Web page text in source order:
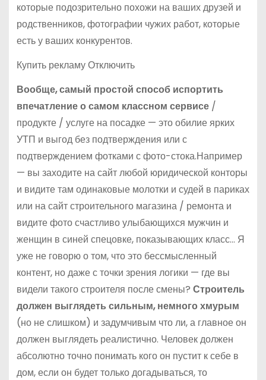
которые подозрительно похожи на ваших друзей и
родственников, фотографии чужих работ, которые
есть у ваших конкурентов.
Купить рекламу Отключить
Вообще, самый простой способ испортить
впечатление о самом классном сервисе/
продукте / услуге на посадке — это обилие ярких
УТП и выгод без подтверждения или с
подтверждением фотками с фото-стока.Например
— вы заходите на сайт любой юридической конторы
и видите там одинаковые молотки и судей в париках
или на сайт строительного магазина / ремонта и
видите фото счастливо улыбающихся мужчин и
женщин в синей спецовке, показывающих класс… Я
уже не говорю о том, что это бессмысленный
контент, но даже с точки зрения логики — где вы
видели такого строителя после смены? Строитель
должен выглядеть сильным, немного хмурым
(но не слишком) и задумчивым что ли, а главное он
должен выглядеть реалистично. Человек должен
абсолютно точно понимать кого он пустит к себе в
дом, если он будет только догадываться, то